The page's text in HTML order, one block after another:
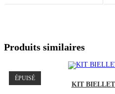
Produits similaires
ÉPUISÉ
KIT